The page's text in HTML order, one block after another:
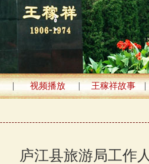
| 视频播放 | 王稼祥故事 |
庐江县旅游局工作